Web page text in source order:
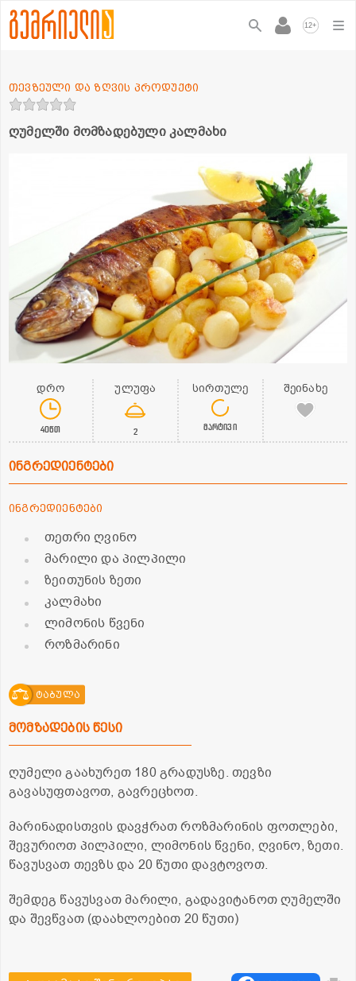
12+
ღუმელში მომზადებული კალმახი
თევზეული და ზღვის პროდუქტი
დრო
40წთ
ულუფა
2
სირთულე
მარტივი
შეინახე
ინგრედიენტები
ინგრედიენტები
თეთრი ღვინო
მარილი და პილპილი
ზეითუნის ზეთი
კალმახი
ლიმონის წვენი
როზმარინი
ტაბულა
მომზადების წესი
ღუმელი გაახურეთ 180 გრადუსზე. თევზი
გავასუფთავოთ, გავრეცხოთ.
მარინადისთვის დავჭრათ როზმარინის ფოთლები,
შევურიოთ პილპილი, ლიმონის წვენი, ღვინო, ზეთი.
წავუსვათ თევზს და 20 წუთი დავტოვოთ.
შემდეგ წავუსვათ მარილი, გადავიტანოთ ღუმელში
და შევწვათ (დაახლოებით 20 წუთი)